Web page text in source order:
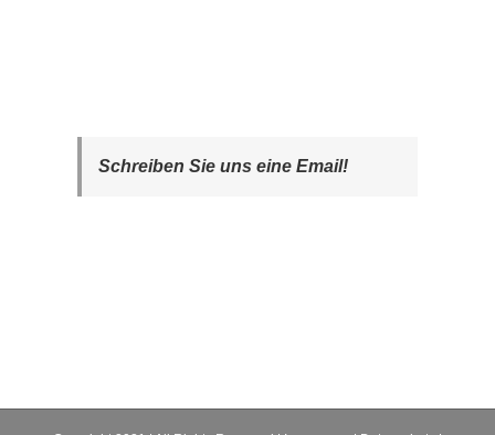
Schreiben Sie uns eine Email!